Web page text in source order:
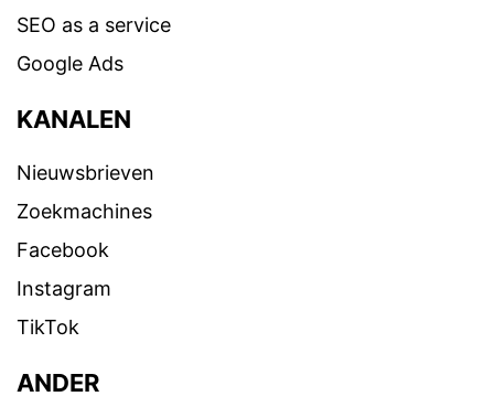
SEO as a service
Google Ads
KANALEN
Nieuwsbrieven
Zoekmachines
Facebook
Instagram
TikTok
ANDER